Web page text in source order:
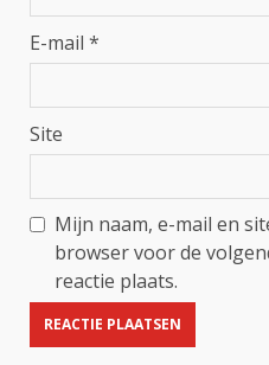
E-mail *
Site
Mijn naam, e-mail en
browser voor de
reactie plaats.